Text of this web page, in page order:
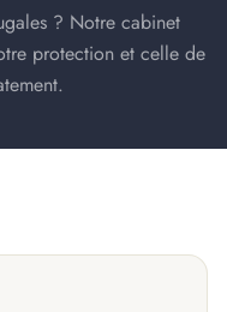
? Notre cabinet
protection et celle de